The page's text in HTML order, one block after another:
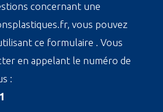
concernant une
vous pouvez
ce formulaire . Vous
en appelant le numéro de
: